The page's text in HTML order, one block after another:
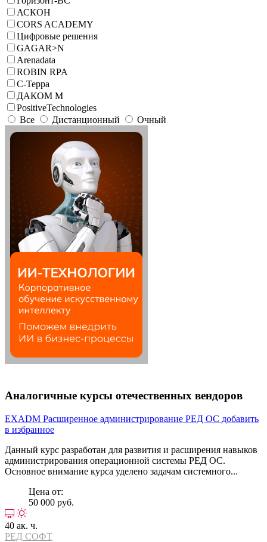
АСКОН
CORS ACADEMY
Цифровые решения
GAGAR>N
Arenadata
ROBIN RPA
С-Терра
ДАКОМ М
PositiveTechnologies
Все
Дистанционный Очный
Аналогичные курсы отечественных вендоров
EXADM Расширенное администрирование РЕД ОС добавить
в избранное
Данный курс разработан для развития и расширения навыков
администрирования операционной системы РЕД ОС.
Основное внимание курса уделено задачам системного...
Цена от:
50 000 руб.
40 ак. ч.
РЕД СОФТ